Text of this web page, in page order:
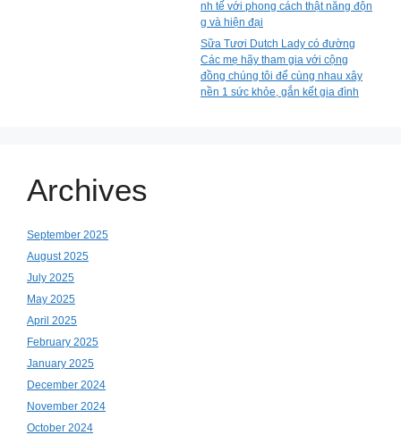
nh tế với phong cách thật năng độn
g và hiện đại
Sữa Tươi Dutch Lady có đường
Các mẹ hãy tham gia với cộng
đồng chúng tôi để cùng nhau xây
nền 1 sức khỏe, gắn kết gia đình
Archives
September 2025
August 2025
July 2025
May 2025
April 2025
February 2025
January 2025
December 2024
November 2024
October 2024